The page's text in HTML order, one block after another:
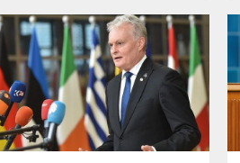
açıkladı.